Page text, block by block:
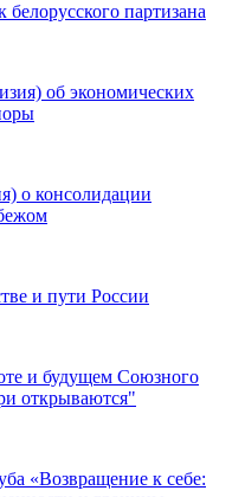
партизана
об экономических
о консолидации
и пути России
и будущем Союзного
открываются"
«Возвращение к себе: